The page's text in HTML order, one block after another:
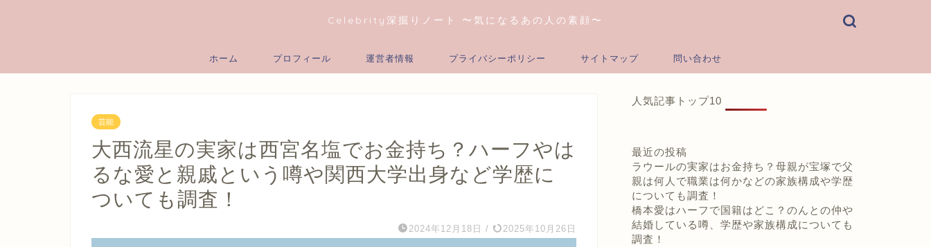
Celebrity深掘りノート 〜気になるあの人の素顔〜
ホーム プロフィール 運営者情報 プライバシーポリシー サイトマップ 問い合わせ
芸能
大西流星の実家は西宮名塩でお金持ち？ハーフやは
るな愛と親戚という噂や関西大学出身など学歴に
ついても調査！
2024年12月18日 / 2025年10月26日
人気記事トップ10
最近の投稿
ラウールの実家はお金持ち？母親が宝塚で父
親は何人で職業は何かなどの家族構成や学歴
についても調査！
橋本愛はハーフで国籍はどこ？のんとの仲や
結婚している噂、学歴や家族構成についても
調査！